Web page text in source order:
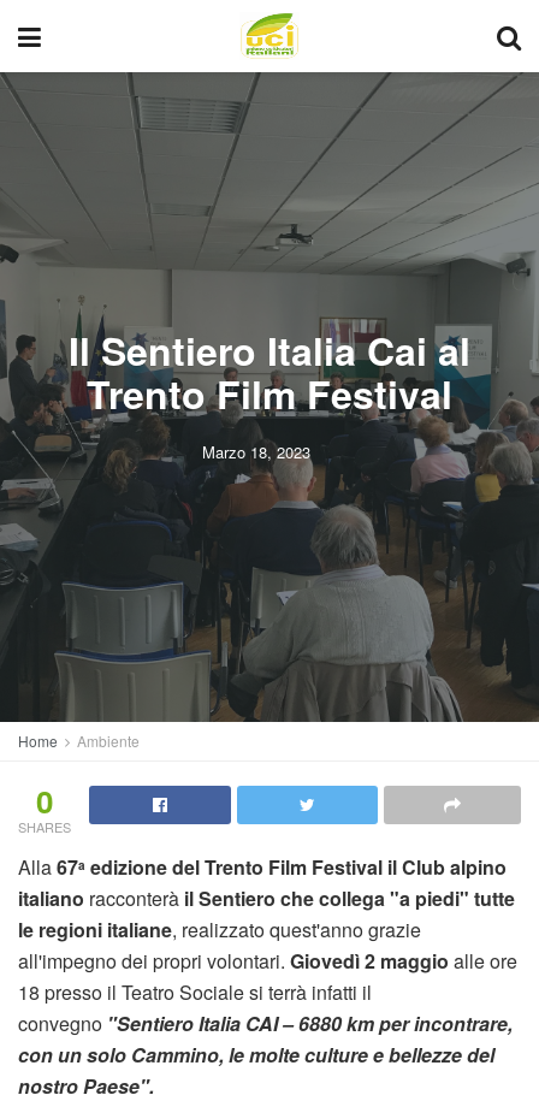
Il Sentiero Italia Cai al
Trento Film Festival
Marzo 18, 2023
Home Ambiente
0
SHARES
Alla67a edizione del Trento Film Festival il Club alpino
italiano racconterà il Sentiero che collega "a piedi" tutte
le regioni italiane, realizzato quest'anno grazie
all'impegno dei propri volontari. Giovedì 2 maggio alle ore
18 presso il Teatro Sociale si terrà infatti il
convegno "Sentiero Italia CAI – 6880 km per incontrare,
con un solo Cammino, le molte culture e bellezze del
nostro Paese".